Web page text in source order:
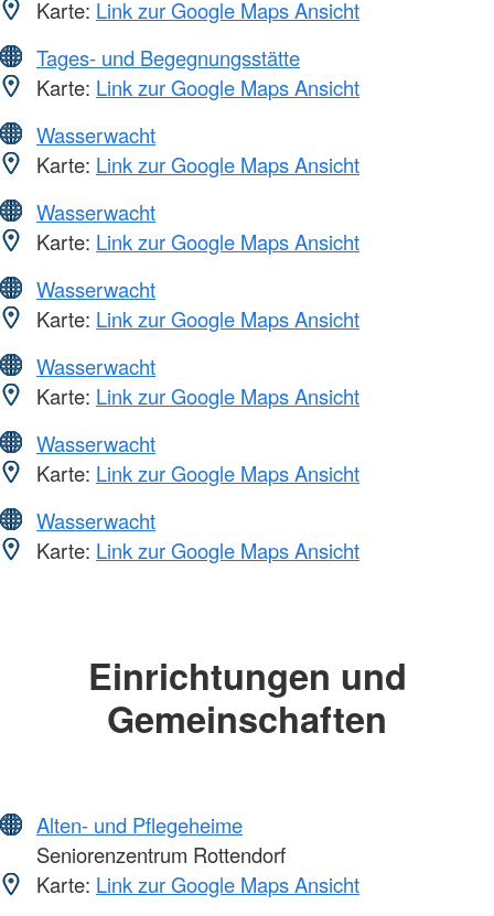
Karte: Link zur Google Maps Ansicht
Tages- und Begegnungsstätte
Karte: Link zur Google Maps Ansicht
Wasserwacht
Karte: Link zur Google Maps Ansicht
Wasserwacht
Karte: Link zur Google Maps Ansicht
Wasserwacht
Karte: Link zur Google Maps Ansicht
Wasserwacht
Karte: Link zur Google Maps Ansicht
Wasserwacht
Karte: Link zur Google Maps Ansicht
Wasserwacht
Karte: Link zur Google Maps Ansicht
Einrichtungen und
Gemeinschaften
Alten- und Pflegeheime
Seniorenzentrum Rottendorf
Karte: Link zur Google Maps Ansicht